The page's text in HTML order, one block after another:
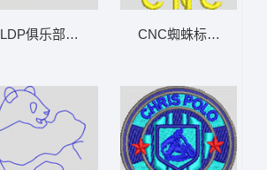
LDP俱乐部标志设计 男装CNC蜘蛛标志 男装